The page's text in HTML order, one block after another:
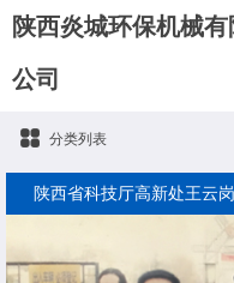
陕西炎城环保机械有
公司
分类列表
陕西省科技厅高新处王云